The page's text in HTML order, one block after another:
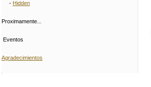
- Hidden
Proximamente...
Eventos
Agradecimientos